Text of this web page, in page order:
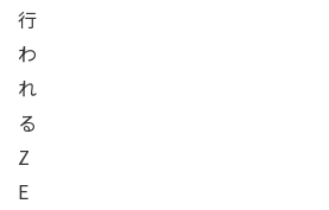
行
わ
れ
る
Z
E